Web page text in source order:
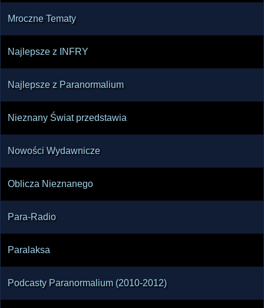
Mroczne Tematy
Najlepsze z INFRY
Najlepsze z Paranormalium
Nieznany Świat przedstawia
Nowości Wydawnicze
Oblicza Nieznanego
Para-Radio
Paralaksa
Podcasty Paranormalium (2010-2012)